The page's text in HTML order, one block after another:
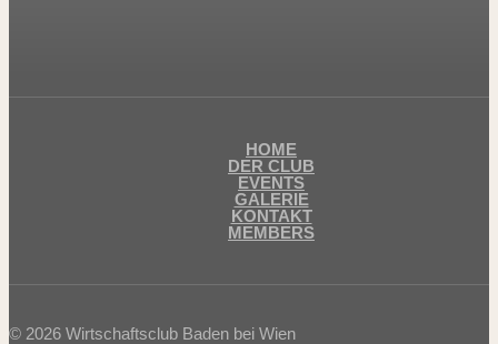
HOME
DER CLUB
EVENTS
GALERIE
KONTAKT
MEMBERS
© 2026 Wirtschaftsclub Baden bei Wien